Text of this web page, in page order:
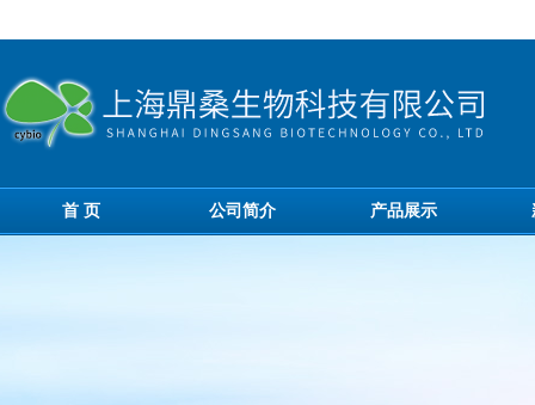
首 页 公司简介 产品展示